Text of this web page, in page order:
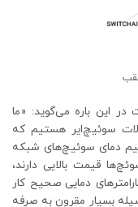
این باره می‌گوید: «ما
سوئیچ‌ایر هستیم که
دمای سوئیچ‌های شبکه
قیمت بالایی دارند،
دمایی صحیح کار
بسیار مقرون به صرفه